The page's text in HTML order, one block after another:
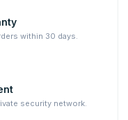
within 30 days.
security network.